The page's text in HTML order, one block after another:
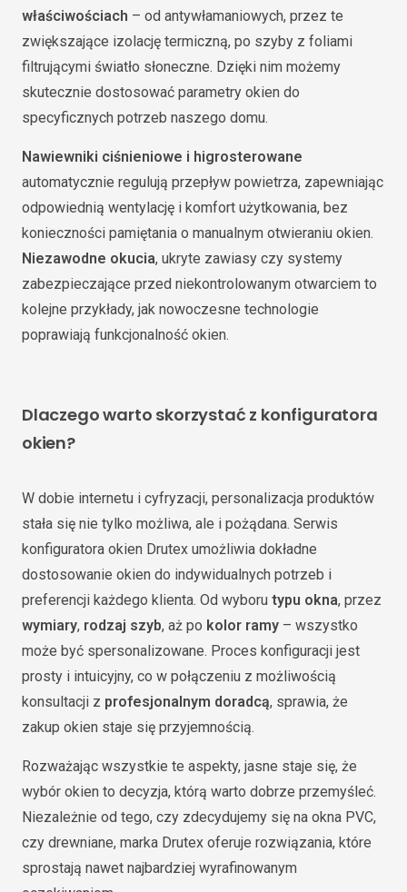
właściwościach – od antywłamaniowych, przez te
zwiększające izolację termiczną, po szyby z foliami
filtrującymi światło słoneczne. Dzięki nim możemy
skutecznie dostosować parametry okien do
specyficznych potrzeb naszego domu.
Nawiewniki ciśnieniowe i higrosterowane
automatycznie regulują przepływ powietrza, zapewniając
odpowiednią wentylację i komfort użytkowania, bez
konieczności pamiętania o manualnym otwieraniu okien.
Niezawodne okucia, ukryte zawiasy czy systemy
zabezpieczające przed niekontrolowanym otwarciem to
kolejne przykłady, jak nowoczesne technologie
poprawiają funkcjonalność okien.
Dlaczego warto skorzystać z konfiguratora
okien?
W dobie internetu i cyfryzacji, personalizacja produktów
stała się nie tylko możliwa, ale i pożądana. Serwis
konfiguratora okien Drutex umożliwia dokładne
dostosowanie okien do indywidualnych potrzeb i
preferencji każdego klienta. Od wyboru typu okna, przez
wymiary, rodzaj szyb, aż po kolor ramy – wszystko
może być spersonalizowane. Proces konfiguracji jest
prosty i intuicyjny, co w połączeniu z możliwością
konsultacji z profesjonalnym doradcą, sprawia, że
zakup okien staje się przyjemnością.
Rozważając wszystkie te aspekty, jasne staje się, że
wybór okien to decyzja, którą warto dobrze przemyśleć.
Niezależnie od tego, czy zdecydujemy się na okna PVC,
czy drewniane, marka Drutex oferuje rozwiązania, które
sprostają nawet najbardziej wyrafinowanym